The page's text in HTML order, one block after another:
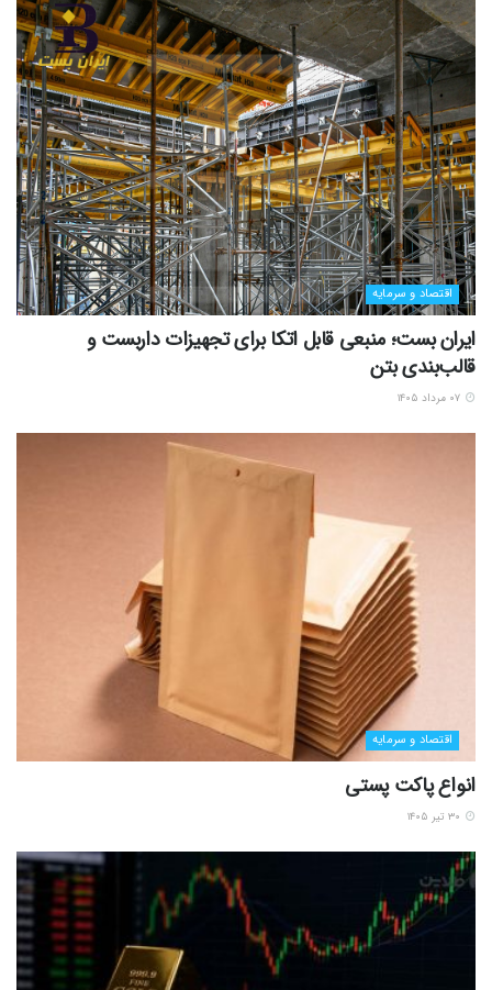
اقتصاد و سرمایه
ایران بست؛ منبعی قابل اتکا برای تجهیزات داربست و
قالب‌بندی بتن
اقتصاد و سرمایه
انواع پاکت پستی